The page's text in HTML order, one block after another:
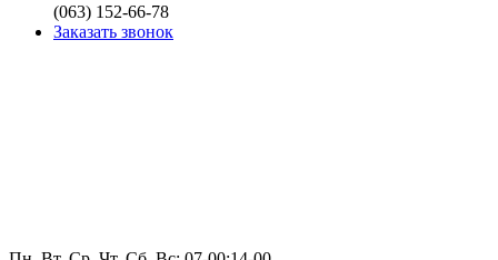
(063) 152-66-78
Заказать звонок